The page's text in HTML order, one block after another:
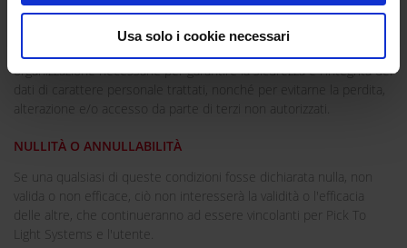
Usa solo i cookie necessari
autorizzato ai dati.
organizzazione necessarie per garantire la sicurezza e l'integrità dei
dati di carattere personale trattati, nonché per evitarne la perdita,
alterazione e/o accesso da parte di terzi non autorizzati.
NULLITÀ O ANNULLABILITÀ
Se una qualsiasi di queste condizioni fosse dichiarata nulla, non
valida o non efficace, ciò non interesserà la validità o l'efficacia
delle altre, che continueranno ad essere vincolanti per Pick To
Light Systems e l'utente.